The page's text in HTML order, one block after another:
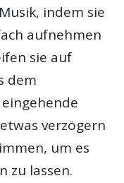
indem sie
aufnehmen
sie auf
dem
verzögern
um es
zu lassen.